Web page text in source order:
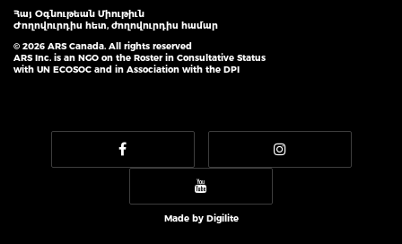
Հայ Օգնութեան Միութիւն
Ժողովուրդիս հետ, ժողովուրդիս համար
© 2026 ARS Canada. All rights reserved
ARS Inc. is an NGO on the Roster in Consultative Status
with UN ECOSOC and in Association with the DPI
Made by Digilite